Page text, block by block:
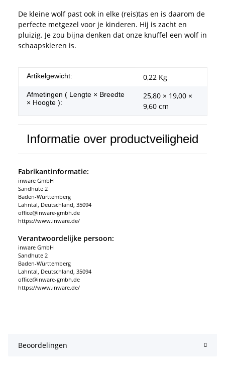
De kleine wolf past ook in elke (reis)tas en is daarom de
perfecte metgezel voor je kinderen. Hij is zacht en
pluizig. Je zou bijna denken dat onze knuffel een wolf in
schaapskleren is.
#productDetails.itemInformation#
#productDetails.itemValue#
Artikelgewicht: 0,22 Kg
Afmetingen ( Lengte × Breedte
× Hoogte ):
25,80 × 19,00 ×
9,60 cm
Informatie over productveiligheid
Fabrikantinformatie:
inware GmbH
Sandhute 2
Baden-Württemberg
Lahntal, Deutschland, 35094
office@inware-gmbh.de
https://www.inware.de/
Verantwoordelijke persoon:
inware GmbH
Sandhute 2
Baden-Württemberg
Lahntal, Deutschland, 35094
office@inware-gmbh.de
https://www.inware.de/
Beoordelingen